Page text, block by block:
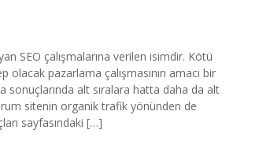
SEO çalışmalarına verilen isimdir. Kötü
pazarlama çalışmasının amacı bir
alt sıralara hatta daha da alt
sitenin organik trafik yönünden de
sayfasındaki […]